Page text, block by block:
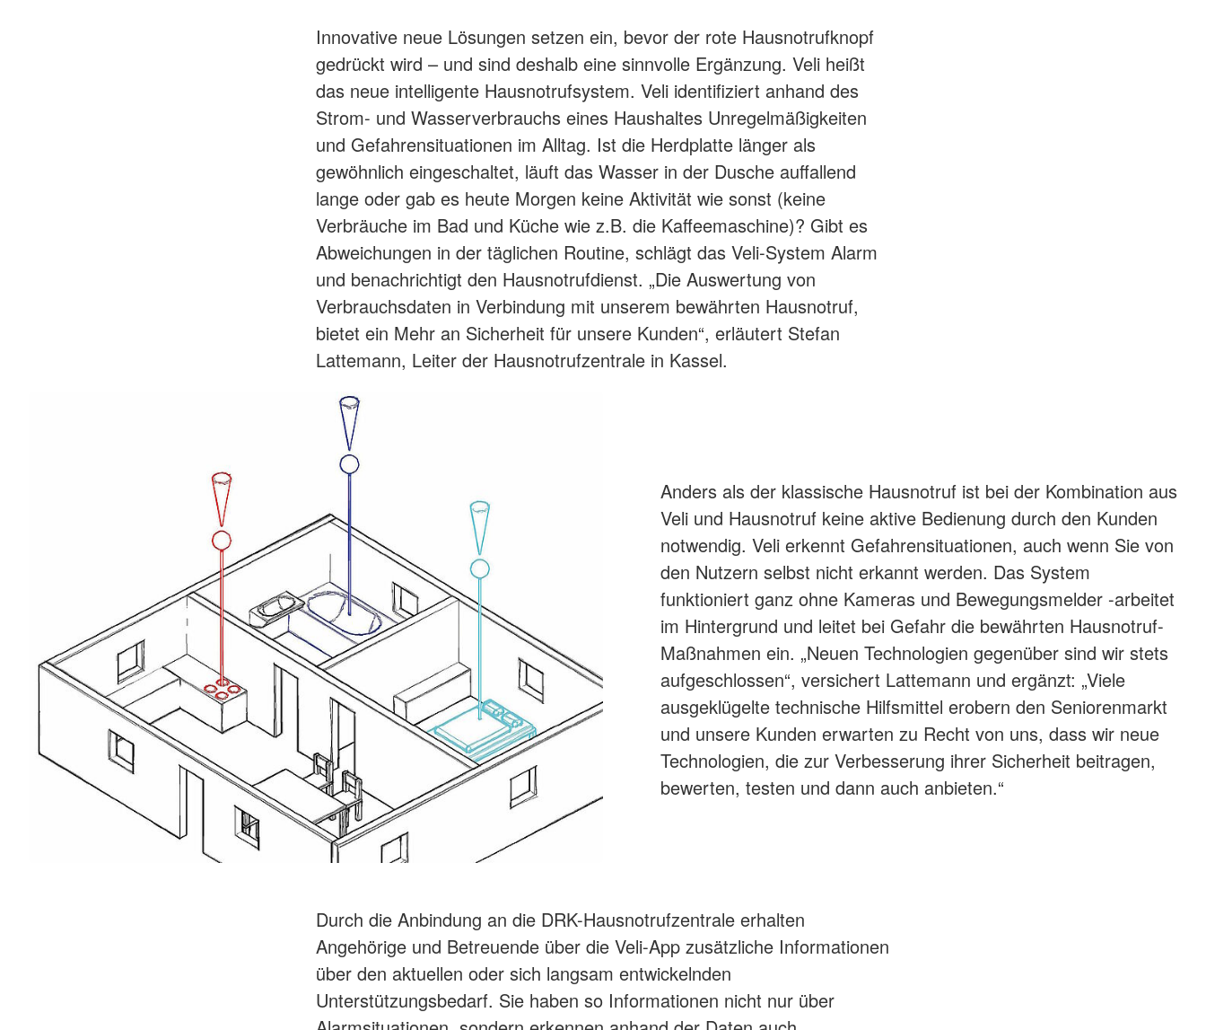
Innovative neue Lösungen setzen ein, bevor der rote Hausnotrufknopf
gedrückt wird – und sind deshalb eine sinnvolle Ergänzung. Veli heißt
das neue intelligente Hausnotrufsystem. Veli identifiziert anhand des
Strom- und Wasserverbrauchs eines Haushaltes Unregelmäßigkeiten
und Gefahrensituationen im Alltag. Ist die Herdplatte länger als
gewöhnlich eingeschaltet, läuft das Wasser in der Dusche auffallend
lange oder gab es heute Morgen keine Aktivität wie sonst (keine
Verbräuche im Bad und Küche wie z.B. die Kaffeemaschine)? Gibt es
Abweichungen in der täglichen Routine, schlägt das Veli-System Alarm
und benachrichtigt den Hausnotrufdienst. „Die Auswertung von
Verbrauchsdaten in Verbindung mit unserem bewährten Hausnotruf,
bietet ein Mehr an Sicherheit für unsere Kunden“, erläutert Stefan
Lattemann, Leiter der Hausnotrufzentrale in Kassel.
Anders als der klassische Hausnotruf ist bei der Kombination aus
Veli und Hausnotruf keine aktive Bedienung durch den Kunden
notwendig. Veli erkennt Gefahrensituationen, auch wenn Sie von
den Nutzern selbst nicht erkannt werden. Das System
funktioniert ganz ohne Kameras und Bewegungsmelder -arbeitet
im Hintergrund und leitet bei Gefahr die bewährten Hausnotruf-
Maßnahmen ein. „Neuen Technologien gegenüber sind wir stets
aufgeschlossen“, versichert Lattemann und ergänzt: „Viele
ausgeklügelte technische Hilfsmittel erobern den Seniorenmarkt
und unsere Kunden erwarten zu Recht von uns, dass wir neue
Technologien, die zur Verbesserung ihrer Sicherheit beitragen,
bewerten, testen und dann auch anbieten.“
Durch die Anbindung an die DRK-Hausnotrufzentrale erhalten
Angehörige und Betreuende über die Veli-App zusätzliche Informationen
über den aktuellen oder sich langsam entwickelnden
Unterstützungsbedarf. Sie haben so Informationen nicht nur über